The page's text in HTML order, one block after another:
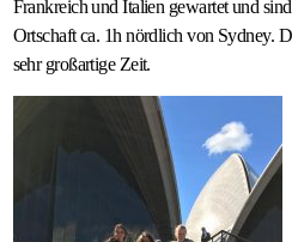
Frankreich und Italien gewartet und
Ortschaft ca. 1h nördlich von Sydney.
sehr großartige Zeit.